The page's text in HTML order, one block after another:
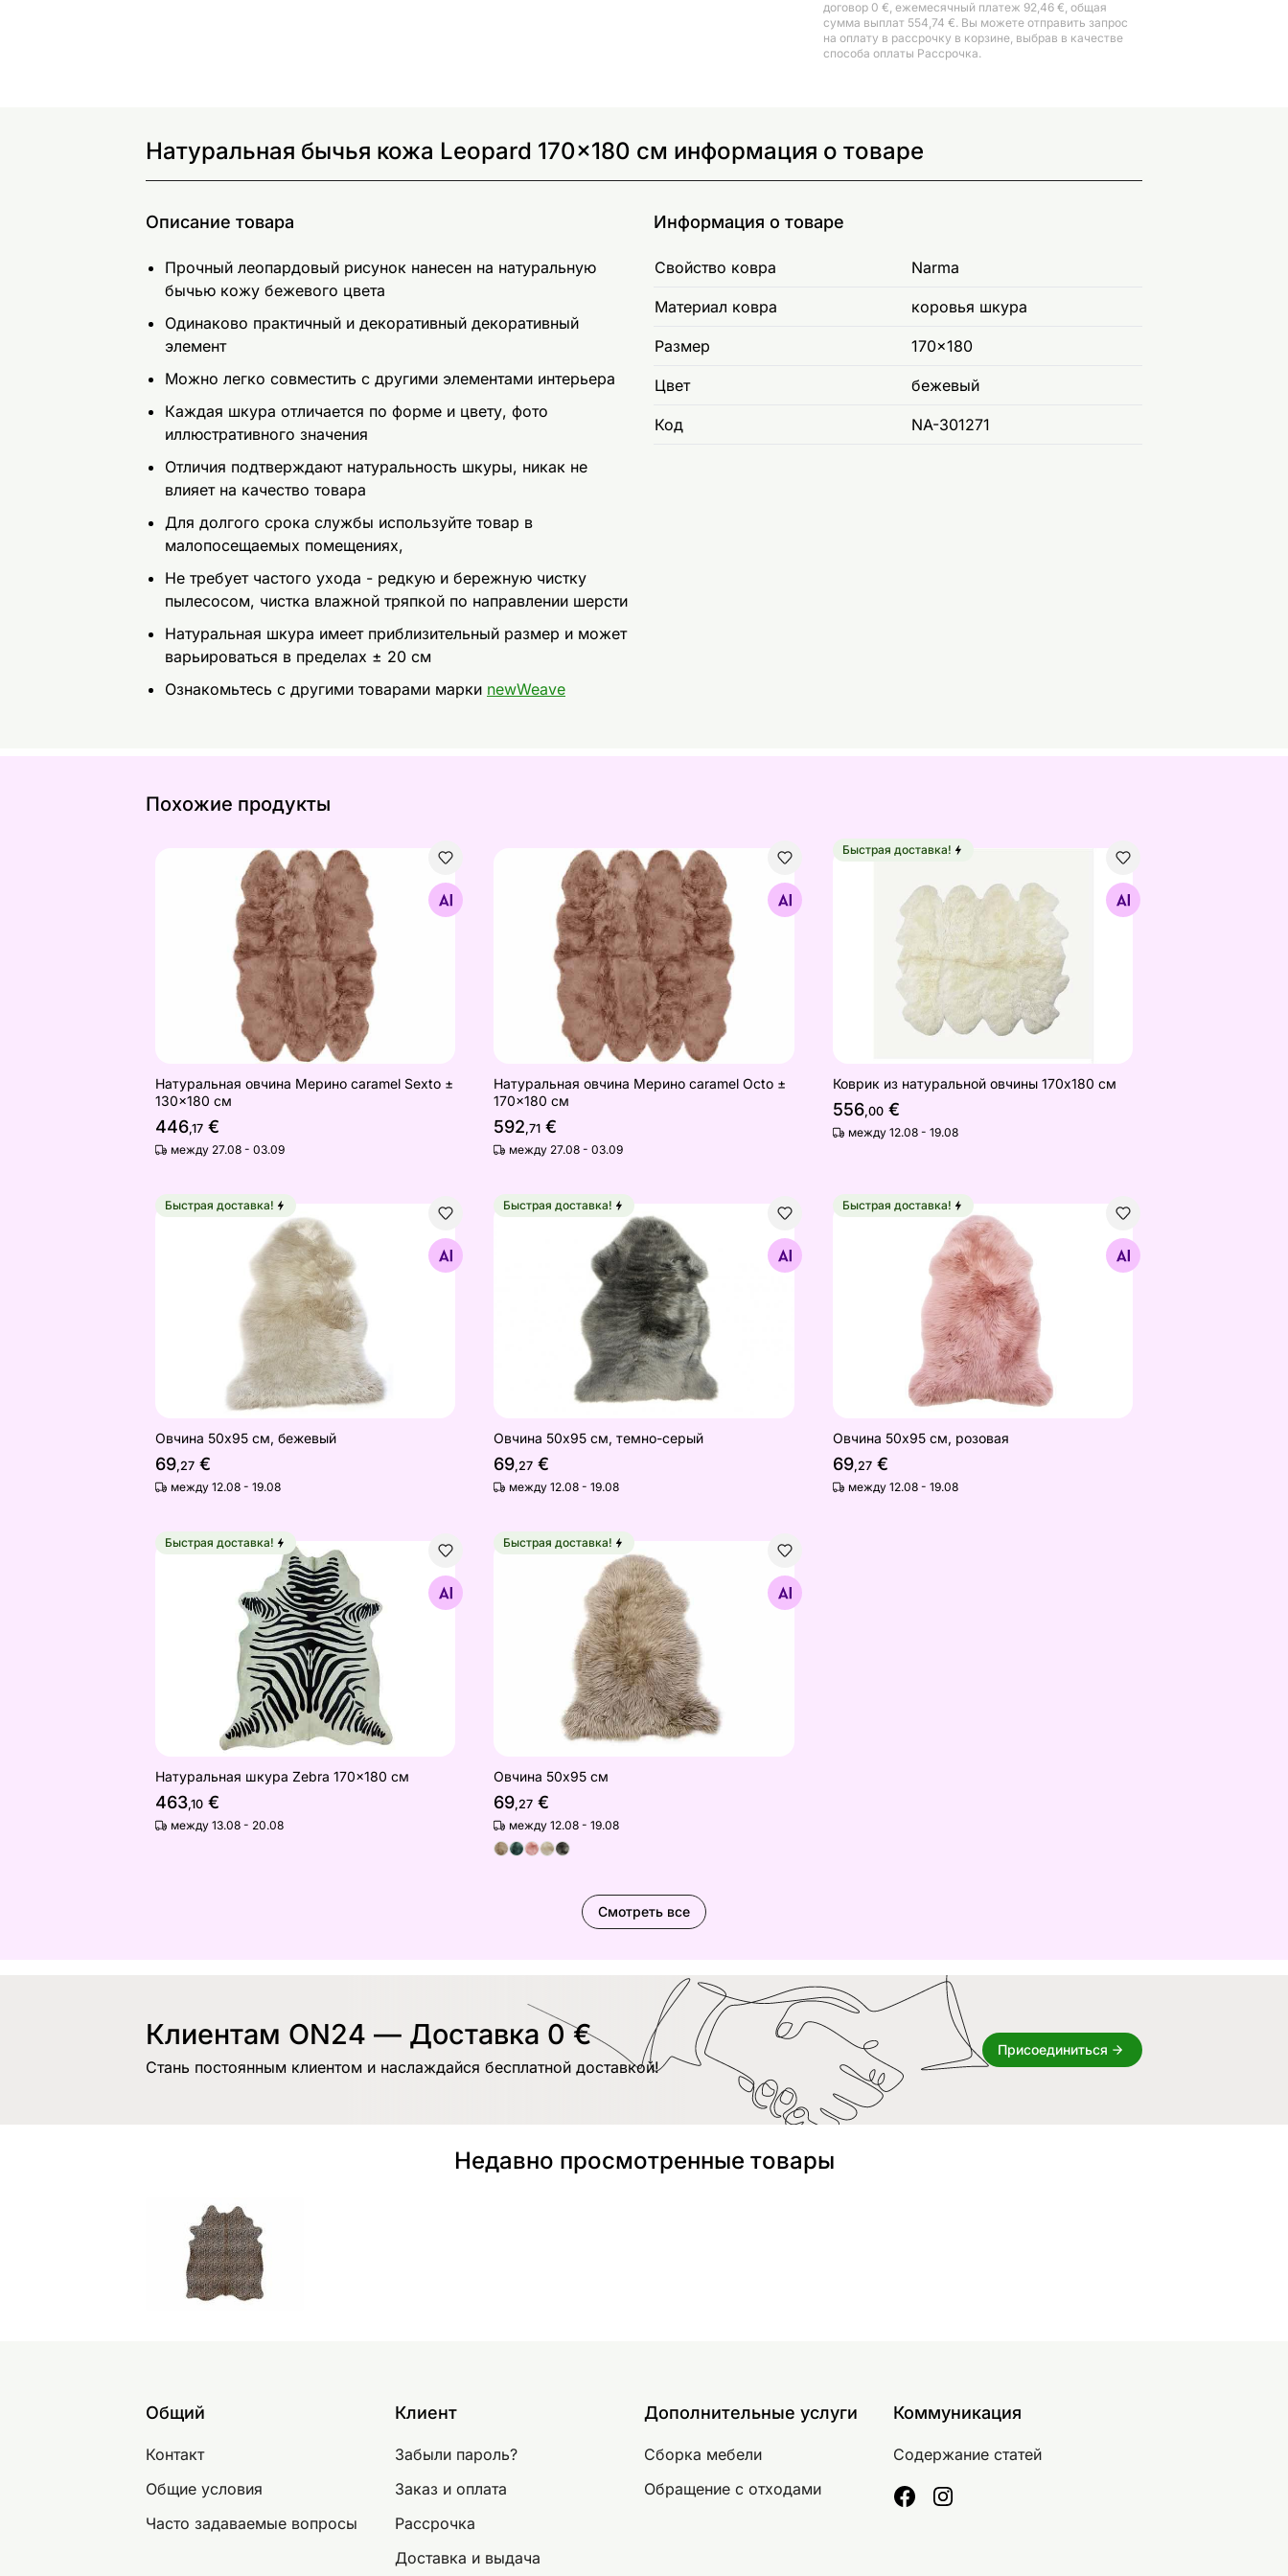
договор 0 €, ежемесячный платеж 92,46 €, общая
сумма выплат 554,74 €. Вы можете отправить запрос
на оплату в рассрочку в корзине, выбрав в качестве
способа оплаты Рассрочка.
Натуральная бычья кожа Leopard 170x180 см информация о товаре
Описание товара
Прочный леопардовый рисунок нанесен на натуральную
бычью кожу бежевого цвета
Одинаково практичный и декоративный декоративный
элемент
Можно легко совместить с другими элементами интерьера
Каждая шкура отличается по форме и цвету, фото
иллюстративного значения
Отличия подтверждают натуральность шкуры, никак не
влияет на качество товара
Для долгого срока службы используйте товар в
малопосещаемых помещениях,
Не требует частого ухода - редкую и бережную чистку
пылесосом, чистка влажной тряпкой по направлении шерсти
Натуральная шкура имеет приблизительный размер и может
варьироваться в пределах ± 20 см
Ознакомьтесь с другими товарами марки newWeave
Информация о товаре
Свойство ковра Narma
Материал ковра коровья шкура
Размер 170x180
Цвет бежевый
Код NA-301271
Похожие продукты
Натуральная овчина Мерино caramel Sexto ± 130x180 см
Найдите похожие
Натуральная овчина Мерино caramel Sexto ±
130x180 см
446,17 €
между 27.08 - 03.09
Натуральная овчина Мерино caramel Octo ± 170x180 см
Найдите похожие
Натуральная овчина Мерино caramel Octo ±
170x180 см
592,71 €
между 27.08 - 03.09
Коврик из натуральной овчины 170x180 см
Найдите похожие
Быстрая доставка!
Коврик из натуральной овчины 170x180 см
556,00€
между 12.08 - 19.08
Овчина 50х95 см, бежевый
Найдите похожие
Быстрая доставка!
Овчина 50х95 см, бежевый
69,27 €
между 12.08 - 19.08
Овчина 50х95 см, темно-серый
Найдите похожие
Быстрая доставка!
Овчина 50х95 см, темно-серый
69,27 €
между 12.08 - 19.08
Овчина 50х95 см, розовая
Найдите похожие
Быстрая доставка!
Овчина 50х95 см, розовая
69,27€
между 12.08 - 19.08
Натуральная шкура Zebra 170x180 см
Найдите похожие
Быстрая доставка!
Натуральная шкура Zebra 170x180 см
463,10 €
между 13.08 - 20.08
Овчина 50х95 см
Найдите похожие
Быстрая доставка!
Овчина 50х95 см
69,27 €
между 12.08 - 19.08
Смотреть все
Клиентам ON24 — Доставка 0 €
Стань постоянным клиентом и наслаждайся бесплатной доставкой!
Присоединиться
Недавно просмотренные товары
Общий
Контакт
Общие условия
Часто задаваемые вопросы
Клиент
Забыли пароль?
Заказ и оплата
Рассрочка
Доставка и выдача
Дополнительные услуги
Сборка мебели
Обращение с отходами
Коммуникация
Содержание статей